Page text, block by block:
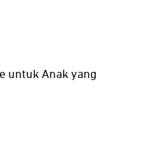
untuk Anak yang